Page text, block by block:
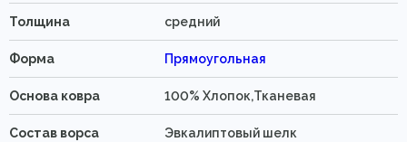
Толщина средний
Форма Прямоугольная
Основа ковра 100% Хлопок,Тканевая
Состав ворса Эвкалиптовый шелк